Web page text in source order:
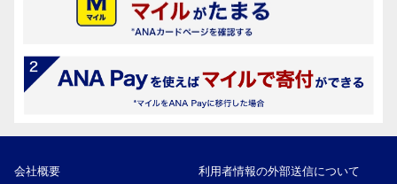
会社概要 利用者情報の外部送信について